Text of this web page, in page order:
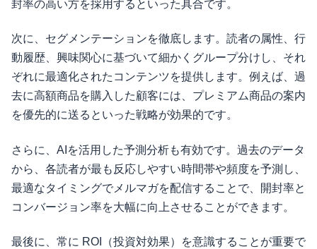
封率の高い方を採用するといった具合です。
次に、セグメンテーションを徹底します。読者の属性、行
動履歴、興味関心に基づいて細かくグループ分けし、それ
ぞれに最適化されたコンテンツを提供します。例えば、過
去に高額商品を購入した顧客には、プレミアム商品の案内
を優先的に送るといった戦略が効果的です。
さらに、AIを活用した予測分析も有効です。過去のデータ
から、各読者が最も反応しやすい時間帯や頻度を予測し、
最適なタイミングでメルマガを配信することで、開封率と
コンバージョン率を大幅に向上させることができます。
最後に、常に ROI（投資対効果）を意識することが重要で